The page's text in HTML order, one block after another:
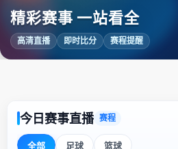
精彩赛事 一站看全
高清直播 即时比分 赛程提醒